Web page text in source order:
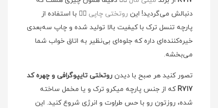
دنبالش می‌گردید! این روتختی چاپی 👉🏻 با استفاده از
پارچه تنسل ترک با کیفیت بالا تولید شده و چاپ سه‌بعدی
خیره‌کننده‌ای داره که جلوه‌ای بی‌نظیر به اتاق خواب شما
می‌بخشه.
تصور کنید هر صبح با دیدن روتختی تایپوگرافی و چهره کد
R717که از جنس پارچه میکرو ترک و یا مخمل ساخته
شده، روزتون رو با حس طراوت و انرژی شروع کنید. این